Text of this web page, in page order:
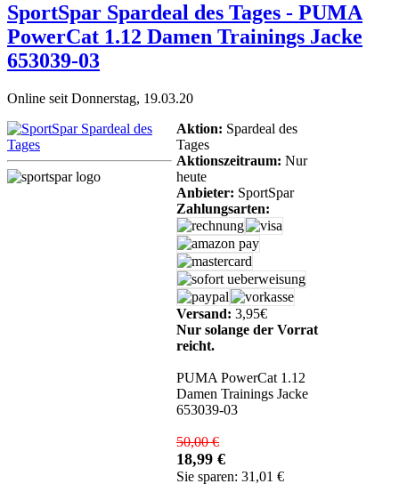
SportSpar Spardeal des Tages - PUMA
PowerCat 1.12 Damen Trainings Jacke
653039-03
Online seit Donnerstag, 19.03.20
Aktion: Spardeal des
Tages
Aktionszeitraum: Nur
heute
Anbieter: SportSpar
Zahlungsarten:
Versand: 3,95€
Nur solange der Vorrat
reicht.
PUMA PowerCat 1.12
Damen Trainings Jacke
653039-03
50,00 €
18,99 €
Sie sparen: 31,01 €